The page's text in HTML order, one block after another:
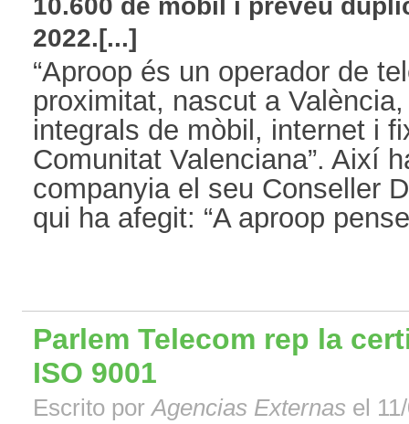
10.600 de mòbil i preveu
2022.[...]
“Aproop és un operador de
proximitat, nascut a
integrals de mòbil, internet i
Comunitat Valenciana”. Així
companyia el seu Conseller
qui ha afegit: “A aproop
Parlem Telecom rep la
ISO 9001
Escrito porAgencias Externas el